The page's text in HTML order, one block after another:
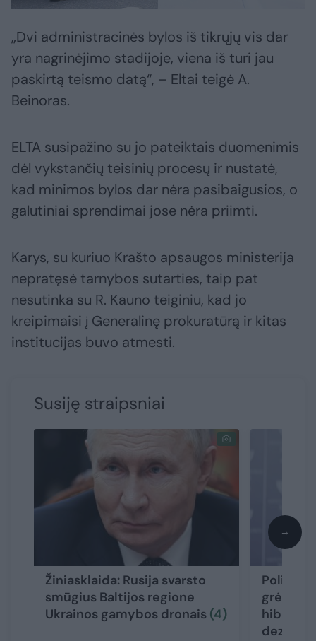
„Dvi administracinės bylos iš tikrųjų vis dar
yra nagrinėjimo stadijoje, viena iš turi jau
paskirtą teismo datą“, – Eltai teigė A.
Beinoras.
ELTA susipažino su jo pateiktais duomenimis
dėl vykstančių teisinių procesų ir nustatė,
kad minimos bylos dar nėra pasibaigusios, o
galutiniai sprendimai jose nėra priimti.
Karys, su kuriuo Krašto apsaugos ministerija
nepratęsė tarnybos sutarties, taip pat
nesutinka su R. Kauno teiginiu, kad jo
kreipimaisi į Generalinę prokuratūrą ir kitas
institucijas buvo atmesti.
Susiję straipsniai
Žiniasklaida: Rusija svarsto
smūgius Baltijos regione
Ukrainos gamybos dronais (4)
Politikai
grėsmę
→